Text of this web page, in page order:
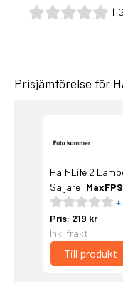
|
Prisjämförelse för
Half-Life 2
Säljare: MaxFPS
Pris: 219 kr
Inkl frakt: -
Till produkt